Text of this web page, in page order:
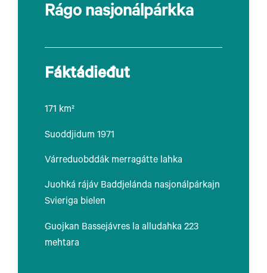
Rágo nasjonálpárkka
Fáktádieđut
171 km²
Suoddjidum 1971
Várreduobddák merragátte lahka
Juohká rájáv Baddjelánda nasjonálpárkajn
Svieriga bielen
Guojkan Bassejávres la alludahka 223
mehtara